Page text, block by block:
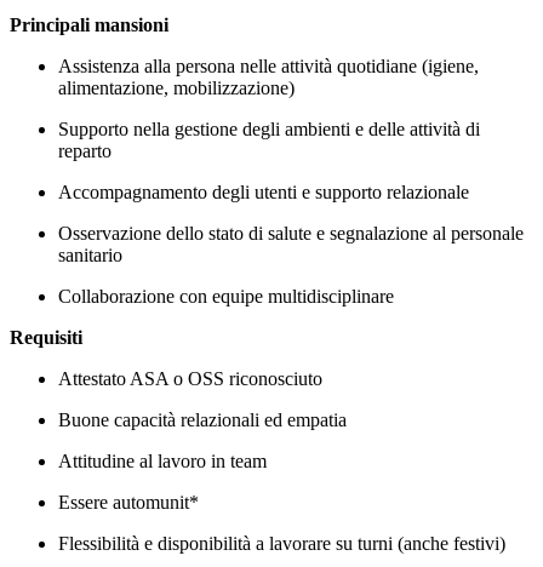
Principali mansioni
Assistenza alla persona nelle attività quotidiane (igiene,
alimentazione, mobilizzazione)
Supporto nella gestione degli ambienti e delle attività di
reparto
Accompagnamento degli utenti e supporto relazionale
Osservazione dello stato di salute e segnalazione al personale
sanitario
Collaborazione con equipe multidisciplinare
Requisiti
Attestato ASA o OSS riconosciuto
Buone capacità relazionali ed empatia
Attitudine al lavoro in team
Essere automunit*
Flessibilità e disponibilità a lavorare su turni (anche festivi)